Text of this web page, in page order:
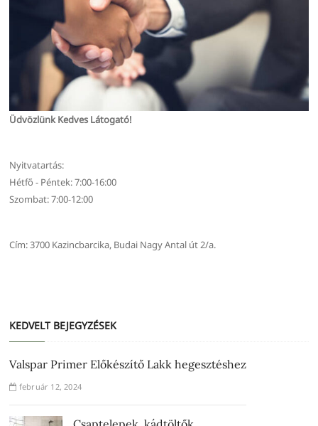
Üdvözlünk Kedves Látogató!
Nyitvatartás:
Hétfő - Péntek: 7:00-16:00
Szombat: 7:00-12:00
Cím: 3700 Kazincbarcika, Budai Nagy Antal út 2/a.
KEDVELT BEJEGYZÉSEK
Valspar Primer Előkészítő Lakk hegesztéshez
február 12, 2024